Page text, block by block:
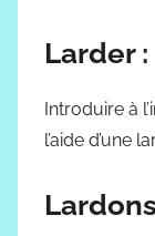
Larder :
Introduire à
l’aide d’une